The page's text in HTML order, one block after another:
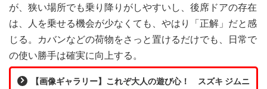
が、狭い場所でも乗り降りがしやすいし、後席ドアの存在
は、人を乗せる機会が少なくても、やはり「正解」だと感
じる。カバンなどの荷物をさっと置けるだけでも、日常で
の使い勝手は確実に向上する。
【画像ギャラリー】これぞ大人の遊び心！ スズキ ジムニ